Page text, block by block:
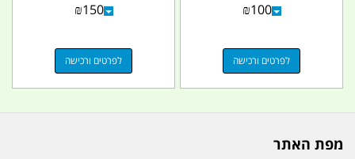
₪100
לפרטים ורכישה
₪150
לפרטים ורכישה
מפת האתר